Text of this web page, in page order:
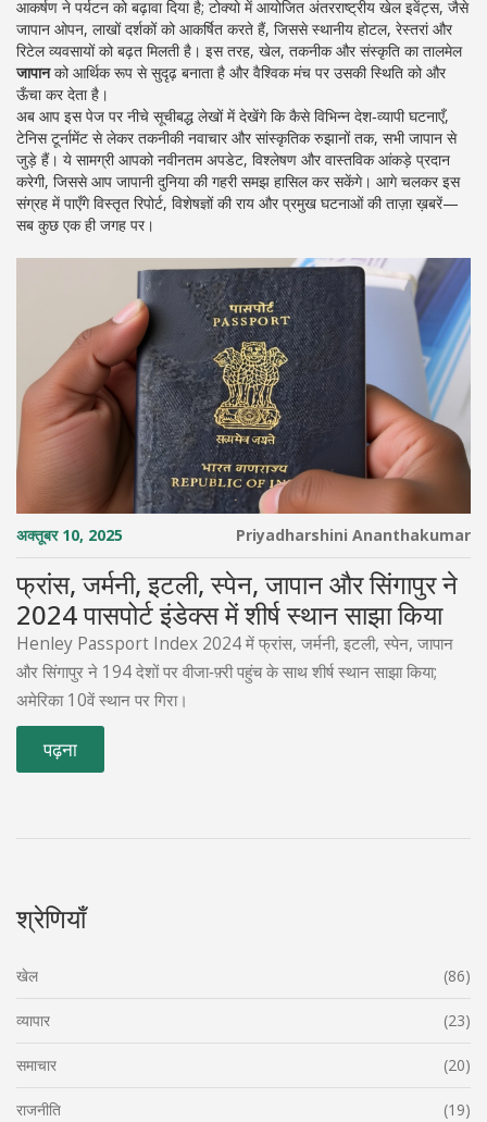
आकर्षण ने पर्यटन को बढ़ावा दिया है; टोक्यो में आयोजित अंतरराष्ट्रीय खेल इवेंट्स, जैसे
जापान ओपन, लाखों दर्शकों को आकर्षित करते हैं, जिससे स्थानीय होटल, रेस्तरां और
रिटेल व्यवसायों को बढ़त मिलती है। इस तरह, खेल, तकनीक और संस्कृति का तालमेल
जापानको आर्थिक रूप से सुदृढ़ बनाता है और वैश्विक मंच पर उसकी स्थिति को और
ऊँचा कर देता है।
अब आप इस पेज पर नीचे सूचीबद्ध लेखों में देखेंगे कि कैसे विभिन्न देश‑व्यापी घटनाएँ,
टेनिस टूर्नामेंट से लेकर तकनीकी नवाचार और सांस्कृतिक रुझानों तक, सभीजापान से
जुड़े हैं। ये सामग्री आपको नवीनतम अपडेट, विश्लेषण और वास्तविक आंकड़े प्रदान
करेगी, जिससे आप जापानी दुनिया की गहरी समझ हासिल कर सकेंगे। आगे चलकर इस
संग्रह में पाएँगे विस्तृत रिपोर्ट, विशेषज्ञों की राय और प्रमुख घटनाओं की ताज़ा ख़बरें—
सब कुछ एक ही जगह पर।
अक्तूबर 10, 2025 Priyadharshini Ananthakumar
फ्रांस, जर्मनी, इटली, स्पेन, जापान और सिंगापुर ने
2024 पासपोर्ट इंडेक्स में शीर्ष स्थान साझा किया
Henley Passport Index 2024 में फ्रांस, जर्मनी, इटली, स्पेन, जापान
और सिंगापुर ने 194 देशों पर वीजा‑फ़्री पहुंच के साथ शीर्ष स्थान साझा किया;
अमेरिका 10वें स्थान पर गिरा।
पढ़ना
श्रेणियाँ
खेल (86)
व्यापार (23)
समाचार (20)
राजनीति (19)